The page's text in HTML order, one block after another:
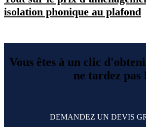
isolation phonique au plafond
Vous êtes à un clic
ne tardez pas !
DEMANDEZ UN DEVIS